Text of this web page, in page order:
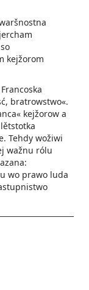
kejžorom
bratrowstwo«.
kejžorow a
Tehdy wožiwi
wažnu rólu
wo prawo luda